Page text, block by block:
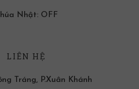
Nhật: OFF
LIÊN HỆ
Tráng, P.Xuân Khánh